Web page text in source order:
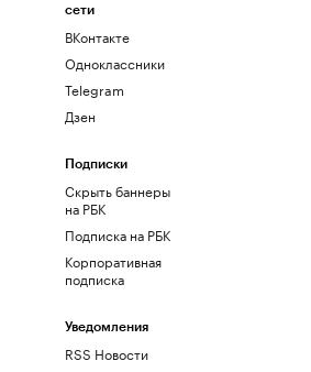
сети
ВКонтакте
Одноклассники
Telegram
Дзен
Подписки
Скрыть баннеры
на РБК
Подписка на РБК
Корпоративная
подписка
Уведомления
RSS Новости